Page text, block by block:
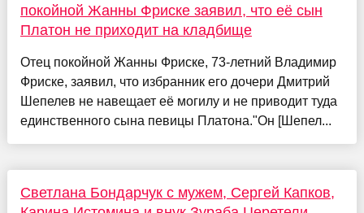
покойной Жанны Фриске заявил, что её сын
Платон не приходит на кладбище
Отец покойной Жанны Фриске, 73-летний Владимир
Фриске, заявил, что избранник его дочери Дмитрий
Шепелев не навещает её могилу и не приводит туда
единственного сына певицы Платона."Он [Шепел...
Светлана Бондарчук с мужем, Сергей Капков,